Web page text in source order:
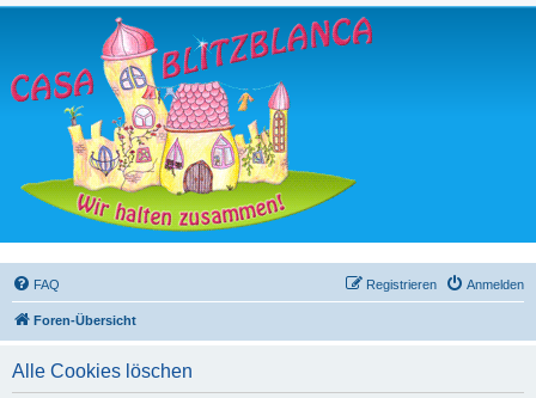
FAQ Anmelden
Registrieren
Foren-Übersicht
Alle Cookies löschen